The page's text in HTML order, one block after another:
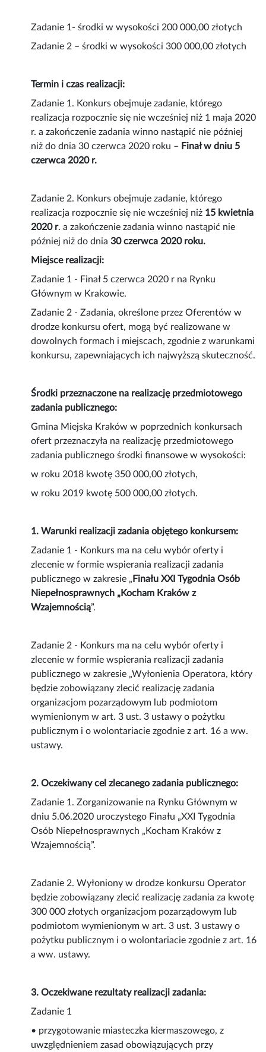
Zadanie 1- środki w wysokości 200 000,00 złotych
Zadanie 2 – środki w wysokości 300 000,00 złotych
Termin i czas realizacji:
Zadanie 1. Konkurs obejmuje zadanie, którego
realizacja rozpocznie się nie wcześniej niż 1 maja 2020
r. a zakończenie zadania winno nastąpić nie później
niż do dnia 30 czerwca 2020 roku – Finał w dniu 5
czerwca 2020 r.
Zadanie 2. Konkurs obejmuje zadanie, którego
realizacja rozpocznie się nie wcześniej niż 15 kwietnia
2020 r. a zakończenie zadania winno nastąpić nie
później niż do dnia30 czerwca 2020 roku.
Miejsce realizacji:
Zadanie 1 - Finał 5 czerwca 2020 r na Rynku
Głównym w Krakowie.
Zadanie 2 - Zadania, określone przez Oferentów w
drodze konkursu ofert, mogą być realizowane w
dowolnych formach i miejscach, zgodnie z warunkami
konkursu, zapewniających ich najwyższą skuteczność.
Środki przeznaczone na realizację przedmiotowego
zadania publicznego:
Gmina Miejska Kraków w poprzednich konkursach
ofert przeznaczyła na realizację przedmiotowego
zadania publicznego środki finansowe w wysokości:
w roku 2018 kwotę 350 000,00 złotych,
w roku 2019 kwotę 500 000,00 złotych.
1. Warunki realizacji zadania objętego konkursem:
Zadanie 1 - Konkurs ma na celu wybór oferty i
zlecenie w formie wspierania realizacji zadania
publicznego w zakresie „ Finału XXI Tygodnia Osób
Niepełnosprawnych „Kocham Kraków z
Wzajemnością”.
Zadanie 2 - Konkurs ma na celu wybór oferty i
zlecenie w formie wspierania realizacji zadania
publicznego w zakresie „Wyłonienia Operatora, który
będzie zobowiązany zlecić realizację zadania
organizacjom pozarządowym lub podmiotom
wymienionym w art. 3 ust. 3 ustawy o pożytku
publicznym i o wolontariacie zgodnie z art. 16 a ww.
ustawy.
2. Oczekiwany cel zlecanego zadania publicznego:
Zadanie 1. Zorganizowanie na Rynku Głównym w
dniu 5.06.2020 uroczystego Finału „XXI Tygodnia
Osób Niepełnosprawnych „Kocham Kraków z
Wzajemnością”.
Zadanie 2. Wyłoniony w drodze konkursu Operator
będzie zobowiązany zlecić realizację zadania za kwotę
300 000 złotych organizacjom pozarządowym lub
podmiotom wymienionym w art. 3 ust. 3 ustawy o
pożytku publicznym i o wolontariacie zgodnie z art. 16
a ww. ustawy.
3. Oczekiwane rezultaty realizacji zadania:
Zadanie 1
• przygotowanie miasteczka kiermaszowego, z
uwzględnieniem zasad obowiązujących przy